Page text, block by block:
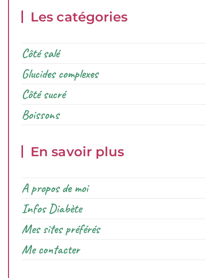
Les catégories
Côté salé
Glucides complexes
Côté sucré
Boissons
En savoir plus
A propos de moi
Infos Diabète
Mes sites préférés
Me contacter